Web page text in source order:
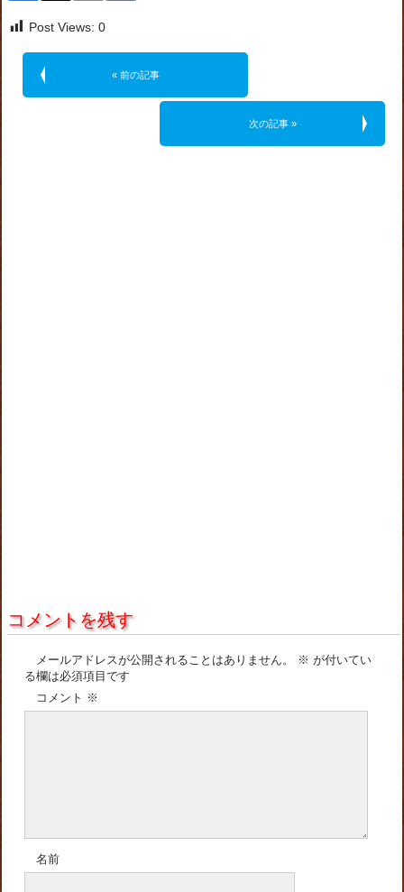
Post Views: 0
« 前の記事
次の記事 »
コメントを残す
メールアドレスが公開されることはありません。 ※ が付いてい
る欄は必須項目です
コメント ※
名前